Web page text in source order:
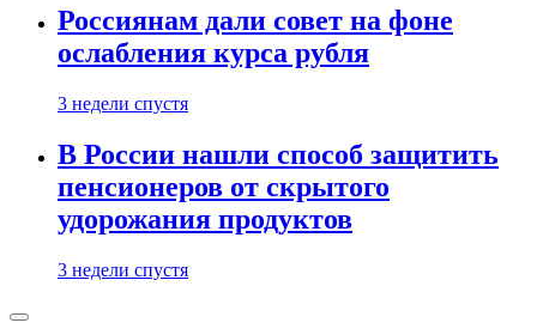
Россиянам дали совет на фоне
ослабления курса рубля
3 недели спустя
В России нашли способ защитить
пенсионеров от скрытого
удорожания продуктов
3 недели спустя